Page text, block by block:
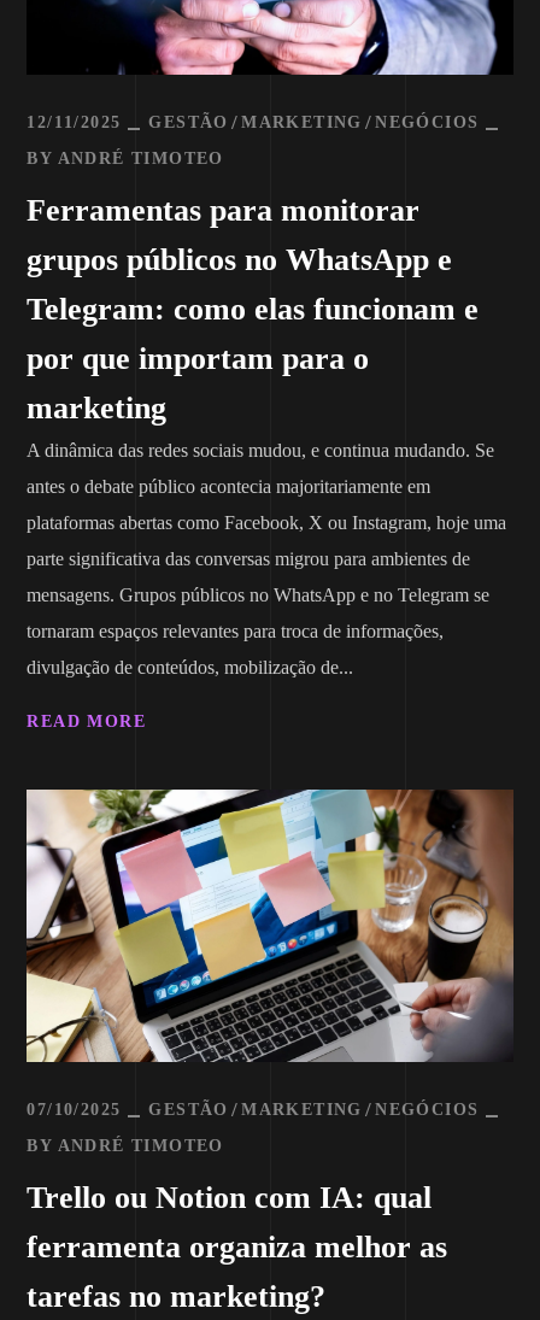
12/11/2025 GESTÃO MARKETING
NEGÓCIOS
BY ANDRÉ TIMOTEO
Ferramentas para monitorar
grupos públicos no WhatsApp e
Telegram: como elas funcionam e
por que importam para o
marketing
A dinâmica das redes sociais mudou, e continua mudando. Se
antes o debate público acontecia majoritariamente em
plataformas abertas como Facebook, X ou Instagram, hoje uma
parte significativa das conversas migrou para ambientes de
mensagens. Grupos públicos no WhatsApp e no Telegram se
tornaram espaços relevantes para troca de informações,
divulgação de conteúdos, mobilização de...
READ MORE
07/10/2025 GESTÃO MARKETING
NEGÓCIOS
BY ANDRÉ TIMOTEO
Trello ou Notion com IA: qual
ferramenta organiza melhor as
tarefas no marketing?